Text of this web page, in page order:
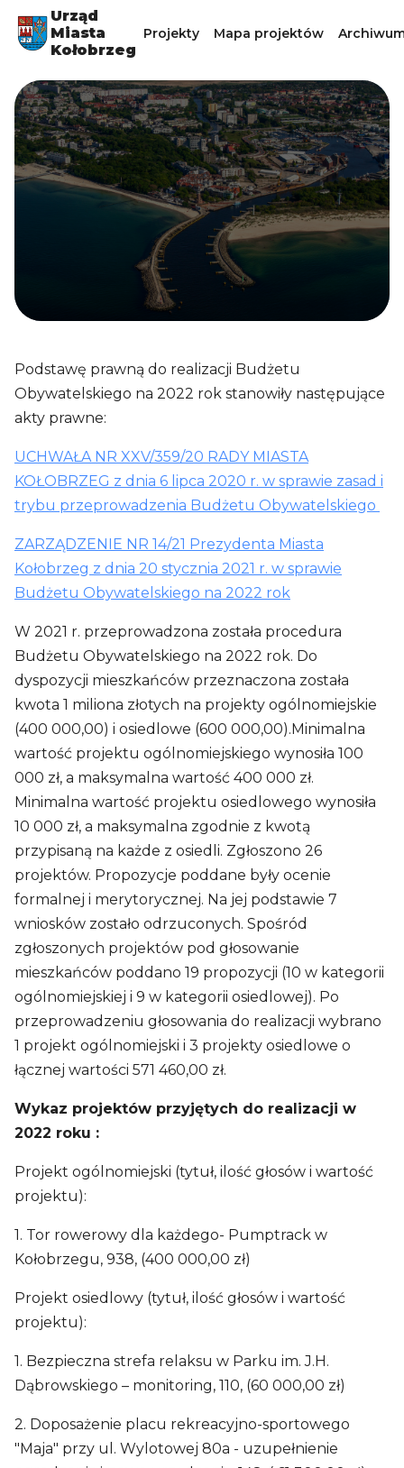
Urząd
Miasta
Kołobrzeg
Projekty Mapa projektów
Podstawę prawną do realizacji Budżetu
Obywatelskiego na 2022 rok stanowiły następujące
akty prawne:
UCHWAŁA NR XXV/359/20 RADY MIASTA
KOŁOBRZEG z dnia 6 lipca 2020 r. w sprawie zasad i
trybu przeprowadzenia Budżetu Obywatelskiego
ZARZĄDZENIE NR 14/21 Prezydenta Miasta
Kołobrzeg z dnia 20 stycznia 2021 r. w sprawie
Budżetu Obywatelskiego na 2022 rok
W 2021 r. przeprowadzona została procedura
Budżetu Obywatelskiego na 2022 rok. Do
dyspozycji mieszkańców przeznaczona została
kwota 1 miliona złotych na projekty ogólnomiejskie
(400 000,00) i osiedlowe (600 000,00).Minimalna
wartość projektu ogólnomiejskiego wynosiła 100
000 zł, a maksymalna wartość 400 000 zł.
Minimalna wartość projektu osiedlowego wynosiła
10 000 zł, a maksymalna zgodnie z kwotą
przypisaną na każde z osiedli. Zgłoszono 26
projektów. Propozycje poddane były ocenie
formalnej i merytorycznej. Na jej podstawie 7
wniosków zostało odrzuconych. Spośród
zgłoszonych projektów pod głosowanie
mieszkańców poddano 19 propozycji (10 w kategorii
ogólnomiejskiej i 9 w kategorii osiedlowej). Po
przeprowadzeniu głosowania do realizacji wybrano
1 projekt ogólnomiejski i 3 projekty osiedlowe o
łącznej wartości 571 460,00 zł.
Wykaz projektów przyjętych do realizacji w
2022 roku :
Projekt ogólnomiejski (tytuł, ilość głosów i wartość
projektu):
1. Tor rowerowy dla każdego- Pumptrack w
Kołobrzegu, 938, (400 000,00 zł)
Projekt osiedlowy (tytuł, ilość głosów i wartość
projektu):
1. Bezpieczna strefa relaksu w Parku im. J.H.
Dąbrowskiego – monitoring, 110, (60 000,00 zł)
2. Doposażenie placu rekreacyjno-sportowego
"Maja" przy ul. Wylotowej 80a - uzupełnienie